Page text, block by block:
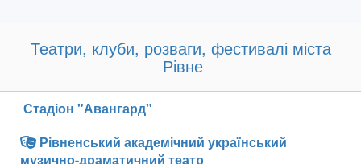
Театри, клуби, розваги, фестивалі міста
Рівне
Стадіон "Авангард"
Рівненський академічний український
музично-драматичний театр